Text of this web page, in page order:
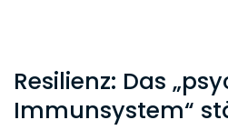
Resilienz: Das
Immunsystem“